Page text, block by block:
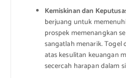
Kemiskinan dan
berjuang untuk
prospek memenangkan
sangatlah menarik. Togel
atas kesulitan keuangan
secercah harapan dalam